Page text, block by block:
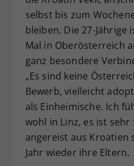
selbst bis zum
bleiben. Die 27-
Mal in Oberösterreich
ganz besondere
„Es sind keine
Bewerb, vielleicht
als Einheimische. Ich
wohl in Linz, es ist
angereist aus Kroatien
Jahr wieder ihre Eltern.